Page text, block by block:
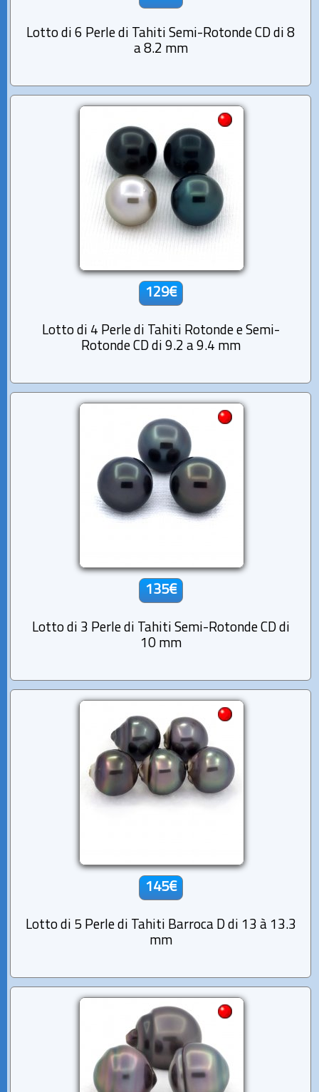
Lotto di 6 Perle di Tahiti Semi-Rotonde CD di 8
a 8.2 mm
129€
Lotto di 4 Perle di Tahiti Rotonde e Semi-
Rotonde CD di 9.2 a 9.4 mm
135€
Lotto di 3 Perle di Tahiti Semi-Rotonde CD di
10 mm
145€
Lotto di 5 Perle di Tahiti Barroca D di 13 à 13.3
mm